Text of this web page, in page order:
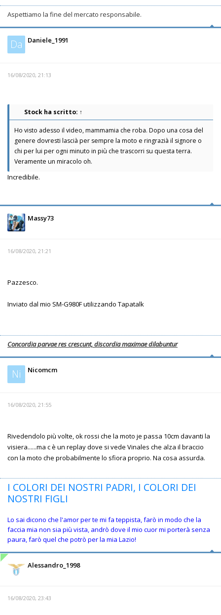
Aspettiamo la fine del mercato responsabile.
Da Daniele_1991
16/08/2020, 21:13
Stock ha scritto: ↑
Ho visto adesso il video, mammamia che roba. Dopo una cosa del
genere dovresti lascià per sempre la moto e ringrazià il signore o
chi per lui per ogni minuto in più che trascorri su questa terra.
Veramente un miracolo oh.
Incredibile.
Massy73
16/08/2020, 21:21
Pazzesco.
Inviato dal mio SM-G980F utilizzando Tapatalk
Concordia parvae res crescunt, discordia maximae dilabuntur
Ni Nicomcm
16/08/2020, 21:55
Rivedendolo più volte, ok rossi che la moto je passa 10cm davanti la
visiera......ma c è un replay dove si vede Vinales che alza il braccio
con la moto che probabilmente lo sfiora proprio. Na cosa assurda.
I COLORI DEI NOSTRI PADRI, I COLORI DEI
NOSTRI FIGLI
Lo sai dicono che l'amor per te mi fa teppista, farò in modo che la
faccia mia non sia più vista, andrò dove il mio cuor mi porterà senza
paura, farò quel che potrò per la mia Lazio!
Alessandro_1998
16/08/2020, 23:43